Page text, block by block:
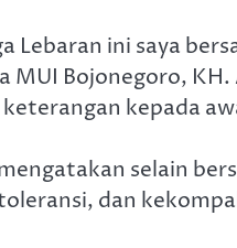
Lebaran ini saya
MUI Bojonegoro,
kepada
selain
dan